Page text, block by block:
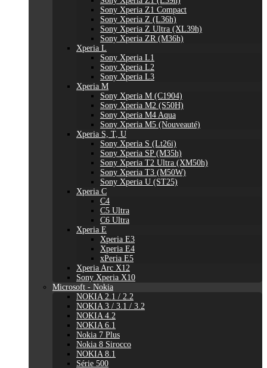
Sony Xperia Z1 Compact
Sony Xperia Z (L36h)
Sony Xperia Z Ultra (XL39h)
Sony Xperia ZR (M36h)
Xperia L
Sony Xperia L1
Sony Xperia L2
Sony Xperia L3
Xperia M
Sony Xperia M (C1904)
Sony Xperia M2 (S50H)
Sony Xperia M4 Aqua
Sony Xperia M5 (Nouveauté)
Xperia S, T, U
Sony Xperia S (Lt26i)
Sony Xperia SP (M35h)
Sony Xperia T2 Ultra (XM50h)
Sony Xperia T3 (M50W)
Sony Xperia U (ST25)
Xperia C
C4
C5 Ultra
C6 Ultra
Xperia E
Xperia E3
Xperia E4
xPeria E5
Xperia Arc X12
Sony Xperia X10
Microsoft - Nokia
NOKIA 2.1 / 2.2
NOKIA 3 / 3.1 / 3.2
NOKIA 4.2
NOKIA 6.1
Nokia 7 Plus
Nokia 8 Sirocco
NOKIA 8.1
Série 500